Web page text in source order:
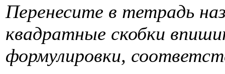
Перенесите в тетрадь
квадратные скобки
формулировки,